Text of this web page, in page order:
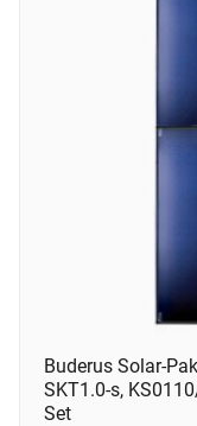
Buderus Solar-
SKT1.0-s,
Set